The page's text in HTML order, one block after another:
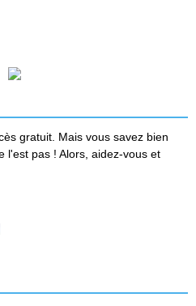
gratuit. Mais vous savez bien
l'est pas ! Alors, aidez-vous et